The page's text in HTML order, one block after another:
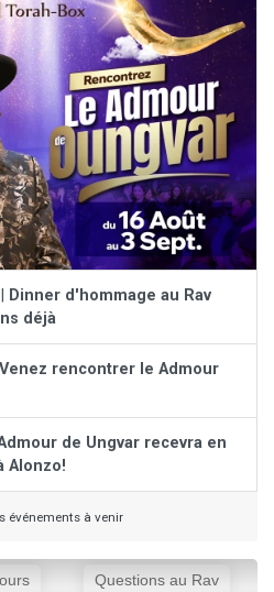
Dinner d'hommage au Rav
déjà
Venez rencontrer le Admour
de Ungvar recevra en
Alonzo!
événements à venir
Questions au Rav